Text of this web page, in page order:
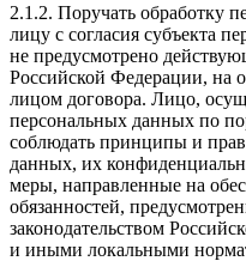
2.1.2. Поручать обработку
лицу с согласия субъекта
не предусмотрено
Российской Федерации, на
лицом договора. Лицо,
персональных данных по
соблюдать принципы и
данных, их
меры, направленные на
обязанностей,
законодательством
и иными локальными